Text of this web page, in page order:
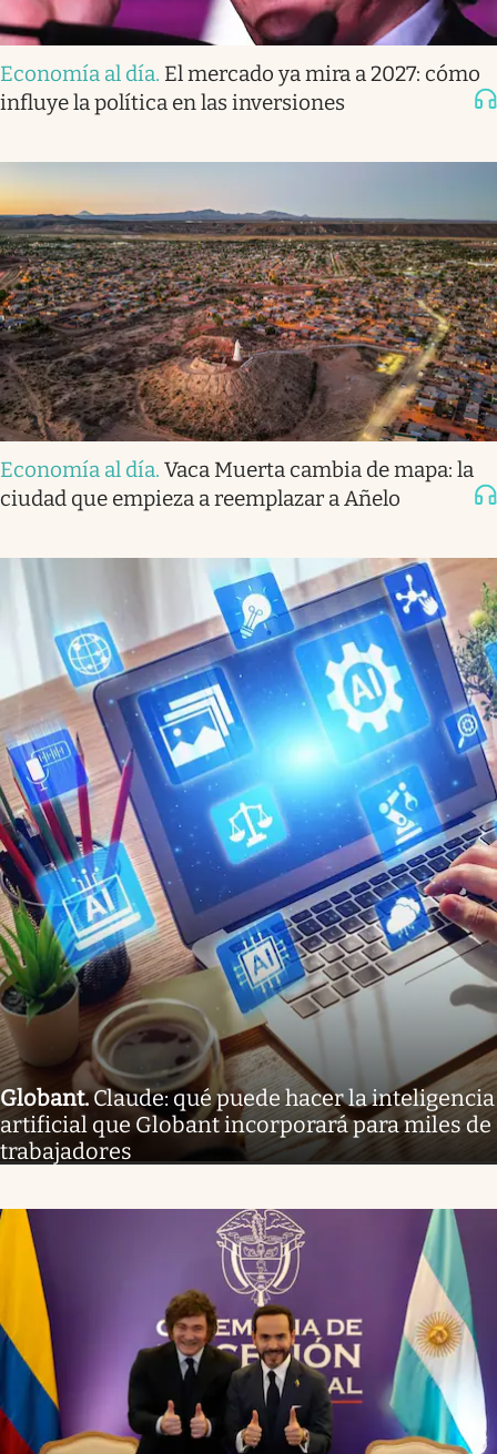
Economía al día. El mercado ya mira a 2027: cómo
influye la política en las inversiones
Economía al día. Vaca Muerta cambia de mapa: la
ciudad que empieza a reemplazar a Añelo
Globant.Claude: qué puede hacer la inteligencia
artificial que Globant incorporará para miles de
trabajadores